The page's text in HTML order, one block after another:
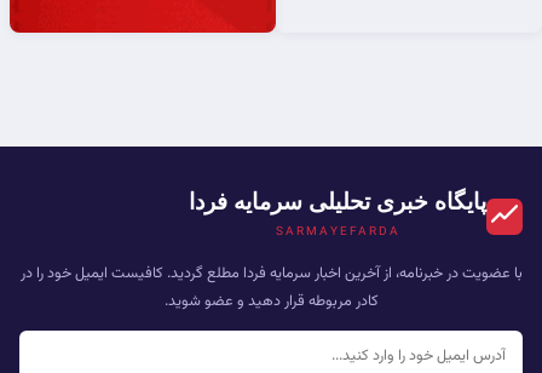
پایگاه خبری تحلیلی سرمایه فردا
SARMAYEFARDA
با عضویت در خبرنامه، از آخرین اخبار سرمایه فردا مطلع گردید. کافیست ایمیل خود را در
کادر مربوطه قرار دهید و عضو شوید.